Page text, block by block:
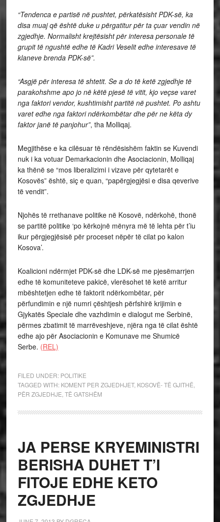
“Tendenca e partisë në pushtet, përkatësisht PDK-së, ka
disa muaj që është duke u përgatitur për ta çuar vendin në
zgjedhje. Normalisht krejtësisht për interesa personale të
grupit të ngushtë edhe të Kadri Veselit edhe interesave të
klaneve brenda PDK-së”.
“Asgjë për interesa të shtetit. Se a do të ketë zgjedhje të
parakohshme apo jo në këtë pjesë të vitit, kjo veçse varet
nga faktori vendor, kushtimisht partitë në pushtet. Po ashtu
varet edhe nga faktori ndërkombëtar dhe për ne këta dy
faktor janë të panjohur”, tha Molliqaj.
Megjithëse e ka cilësuar të rëndësishëm faktin se Kuvendi
nuk i ka votuar Demarkacionin dhe Asociacionin, Molliqaj
ka thënë se “mos liberalizimi i vizave për qytetarët e
Kosovës” është, siç e quan, “papërgjegjësi e disa qeverive
të vendit”.
Njohës të rrethanave politike në Kosovë, ndërkohë, thonë
se partitë politike ‘po kërkojnë mënyra më të lehta për t’iu
ikur përgjegjësisë për proceset nëpër të cilat po kalon
Kosova’.
Koalicioni ndërmjet PDK-së dhe LDK-së me pjesëmarrjen
edhe të komuniteteve pakicë, vlerësohet të ketë arritur
mbështetjen edhe të faktorit ndërkombëtar, për
përfundimin e një numri çështjesh përfshirë krijimin e
Gjykatës Speciale dhe vazhdimin e dialogut me Serbinë,
përmes zbatimit të marrëveshjeve, njëra nga të cilat është
edhe ajo për Asociacionin e Komunave me Shumicë
Serbe. (REL)
FILED UNDER: POLITIKE
TAGGED WITH: KOMENT PER ZGJEDHJET, KOSOVË- TË GJITHË
PËR ZGJEDHJE TË GATSHËM
JA PERSE KRYEMINISTRI
BERISHA DUHET T’I
FITOJE EDHE KETO
ZGJEDHJE